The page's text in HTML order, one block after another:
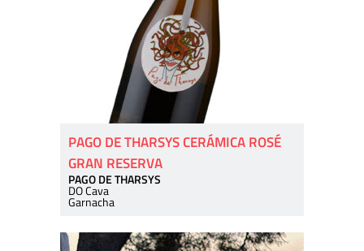
PAGO DE THARSYS CERÁMICA ROSÉ
GRAN RESERVA
PAGO DE THARSYS
DO Cava
Garnacha